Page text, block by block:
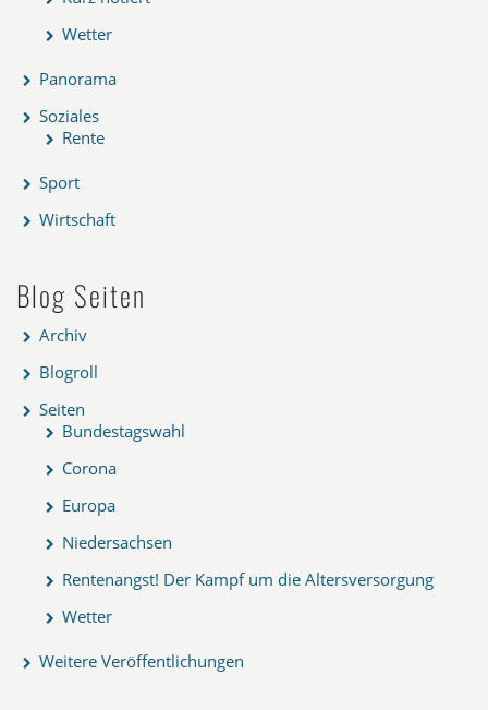
Wetter
Panorama
Soziales
Rente
Sport
Wirtschaft
Blog Seiten
Archiv
Blogroll
Seiten
Bundestagswahl
Corona
Europa
Niedersachsen
Rentenangst! Der Kampf um die Altersversorgung
Wetter
Weitere Veröffentlichungen